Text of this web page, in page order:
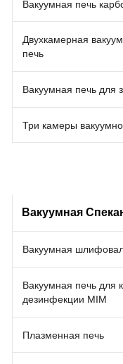
Вакуумная печь
Двухкамерная
печь
Вакуумная печь для
Три камеры
Вакуумная
Вакуумная
Вакуумная печь для
дезинфекции MIM
Плазменная печь